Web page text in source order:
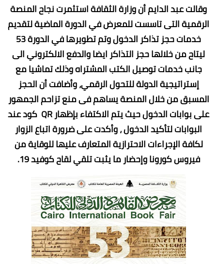
وقالت عبد الدايم أن وزارة الثقافة استثمرت نجاح المنصة
الرقمية التى تاسست للمعرض في الدورة الماضية لتقديم
خدمات حجز تذاكر الدخول وتم تطويرها في الدورة 53
ليتاح من خلالها حجز التذاكر ايضا والدفع الالكتروني الى
جانب خدمات توصيل الكتب المشتراه وذلك تماشيا مع
إستراتيجية الدولة للتحول الرقمي، وأضافت أن الحجز
المسبق من خلال المنصة يساهم فى منع تزاحم الجمهور
على بوابات الدخول حيث يتم الاكتفاء بإظهار QR كود عند
البوابات لتأكيد الدخول ، وأكدت على ضرورة اتباع الزوار
لكافة الإجراءات الاحترازية المتعارف عليها للوقاية من
فيروس كورونا وإحضار ما يثبت تلقي لقاح كوفيد 19.